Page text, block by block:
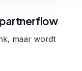
maar wordt